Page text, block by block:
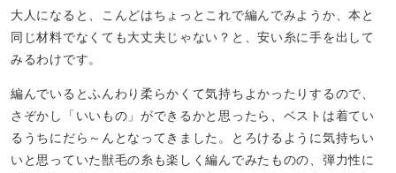
大人になると、こんどはちょっとこれで編んでみようか、本と
同じ材料でなくても大丈夫じゃない？と、安い糸に手を出して
みるわけです。
編んでいるとふんわり柔らかくて気持ちよかったりするので、
さぞかし「いいもの」ができるかと思ったら、ベストは着てい
るうちにだら～んとなってきました。とろけるように気持ちい
いと思っていた獣毛の糸も楽しく編んでみたものの、弾力性に